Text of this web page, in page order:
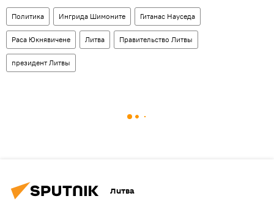
Политика Ингрида Шимоните Гитанас Науседа
Раса Юкнявичене Литва Правительство Литвы
президент Литвы
Литва